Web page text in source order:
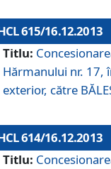
615/16.12.2013
Titlu:
Hărmanului nr. 17,
exterior, către
614/16.12.2013
Titlu: